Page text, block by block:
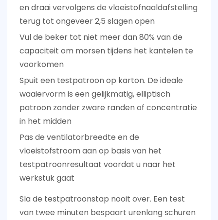
en draai vervolgens de vloeistofnaaldafstelling
terug tot ongeveer 2,5 slagen open
Vul de beker tot niet meer dan 80% van de
capaciteit om morsen tijdens het kantelen te
voorkomen
Spuit een testpatroon op karton. De ideale
waaiervorm is een gelijkmatig, elliptisch
patroon zonder zware randen of concentratie
in het midden
Pas de ventilatorbreedte en de
vloeistofstroom aan op basis van het
testpatroonresultaat voordat u naar het
werkstuk gaat
Sla de testpatroonstap nooit over. Een test
van twee minuten bespaart urenlang schuren